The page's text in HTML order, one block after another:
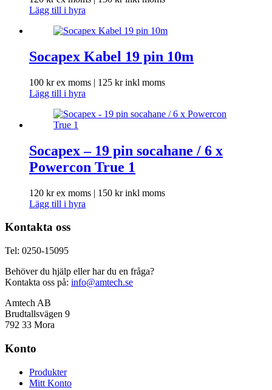
Lägg till i hyra
Socapex Kabel 19 pin 10m
100 krex moms | 125 krinkl moms
Lägg till i hyra
Socapex – 19 pin socahane / 6 x
Powercon True 1
120 krex moms | 150 krinkl moms
Lägg till i hyra
Kontakta oss
Tel: 0250-15095
Behöver du hjälp eller har du en fråga?
Kontakta oss på: info@amtech.se
Amtech AB
Brudtallsvägen 9
792 33 Mora
Konto
Produkter
Mitt Konto